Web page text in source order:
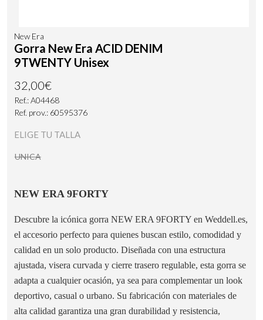
New Era
Gorra New Era ACID DENIM
9TWENTY Unisex
32,00€
Ref.: A04468
Ref. prov.: 60595376
ELIGE TU TALLA
UNICA
NEW ERA 9FORTY
Descubre la icónica gorra NEW ERA 9FORTY en Weddell.es,
el accesorio perfecto para quienes buscan estilo, comodidad y
calidad en un solo producto. Diseñada con una estructura
ajustada, visera curvada y cierre trasero regulable, esta gorra se
adapta a cualquier ocasión, ya sea para complementar un look
deportivo, casual o urbano. Su fabricación con materiales de
alta calidad garantiza una gran durabilidad y resistencia,